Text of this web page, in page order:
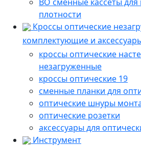
плотности
Кроссы оптические
комплектующие и
кроссы оптические
незагруженные
кроссы оптические 19
сменные планки для
оптические шнуры
оптические розетки
аксессуары для
Инструмент